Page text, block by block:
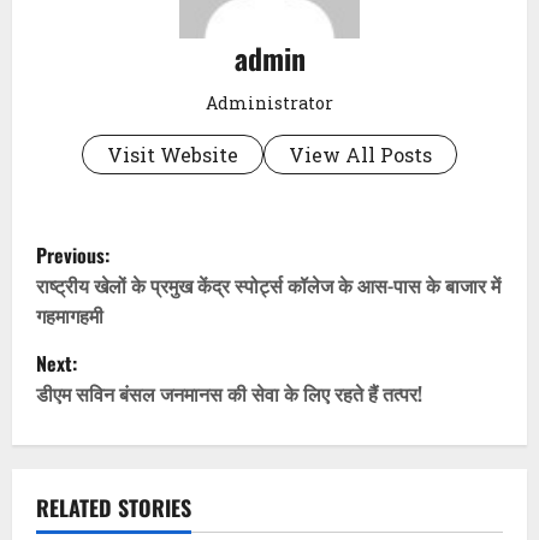
admin
Administrator
Visit Website View All Posts
P
o
s
t
n
a
Previous:
राष्ट्रीय खेलों के प्रमुख केंद्र स्पोर्ट्स कॉलेज के आस-पास के बाजार में
गहमागहमी
Next:
डीएम सविन बंसल जनमानस की सेवा के लिए रहते हैं तत्पर!
RELATED STORIES